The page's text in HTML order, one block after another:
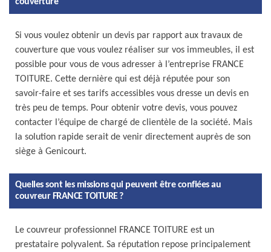
Si vous voulez obtenir un devis par rapport aux travaux de
couverture que vous voulez réaliser sur vos immeubles, il est
possible pour vous de vous adresser à l’entreprise FRANCE
TOITURE. Cette dernière qui est déjà réputée pour son
savoir-faire et ses tarifs accessibles vous dresse un devis en
très peu de temps. Pour obtenir votre devis, vous pouvez
contacter l’équipe de chargé de clientèle de la société. Mais
la solution rapide serait de venir directement auprès de son
siège à Genicourt.
Quelles sont les missions qui peuvent être confiées au
couvreur FRANCE TOITURE ?
Le couvreur professionnel FRANCE TOITURE est un
prestataire polyvalent. Sa réputation repose principalement